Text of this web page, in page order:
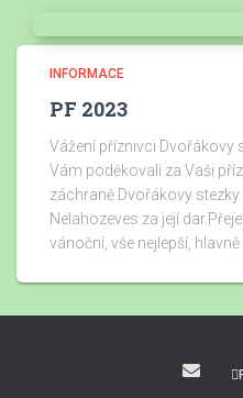
INFORMACE
PF 2023
Vážení příznivci Dvořákovy
Vám poděkovali za Vaši
záchraně Dvořákovy
Nelahozeves za její
vánoční, vše nejlepší,